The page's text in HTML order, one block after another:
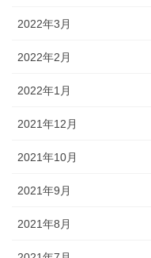
2022年3月
2022年2月
2022年1月
2021年12月
2021年10月
2021年9月
2021年8月